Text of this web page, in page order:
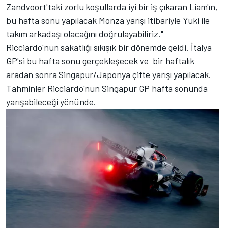
Zandvoort'taki zorlu koşullarda iyi bir iş çıkaran Liam'ın,
bu hafta sonu yapılacak Monza yarışı itibariyle Yuki ile
takım arkadaşı olacağını doğrulayabiliriz."
Ricciardo'nun sakatlığı sıkışık bir dönemde geldi. İtalya
GP'si bu hafta sonu gerçekleşecek ve bir haftalık
aradan sonra Singapur/Japonya çifte yarışı yapılacak.
Tahminler Ricciardo'nun Singapur GP hafta sonunda
yarışabileceği yönünde.